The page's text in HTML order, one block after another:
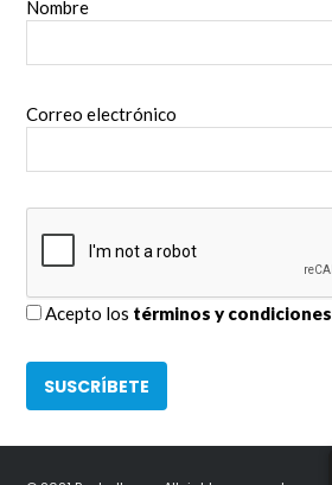
Nombre
Correo electrónico
Acepto los términos y condiciones